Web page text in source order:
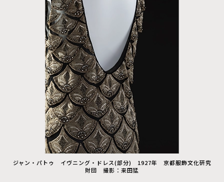
ジャン・パトゥ イヴニング・ドレス(部分) 1927年 京都服飾文化研究
財団 撮影：来田猛